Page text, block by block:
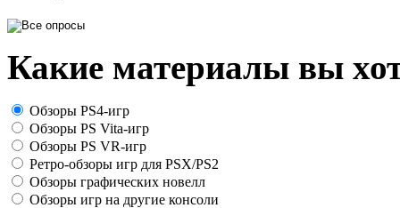
Какие материалы вы
Обзоры PS4-игр
Обзоры PS Vita-игр
Обзоры PS VR-игр
Ретро-обзоры игр для PSX/PS2
Обзоры графических новелл
Обзоры игр на другие консоли